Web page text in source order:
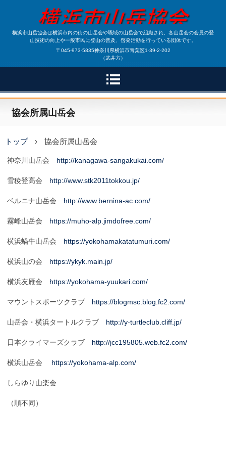
横浜市山岳協会は横浜市内の街の山岳会や職域の山岳会で組織され、各山岳会の会員の登
山技術の向上や一般市民に登山の普及、啓発活動を行っている団体です。
〒045-973-5835神奈川県横浜市青葉区1-39-2-202
（武井方）
協会所属山岳会
トップ › 協会所属山岳会
神奈川山岳会 http://kanagawa-sangakukai.com/
雪稜登高会 http://www.stk2011tokkou.jp/
ベルニナ山岳会 http://www.bernina-ac.com/
霧峰山岳会 https://muho-alp.jimdofree.com/
横浜蝸牛山岳会 https://yokohamakatatumuri.com/
横浜山の会 https://ykyk.main.jp/
横浜友雁会 https://yokohama-yuukari.com/
マウントスポーツクラブ https://blogmsc.blog.fc2.com/
山岳会・横浜タートルクラブ http://y-turtleclub.cliff.jp/
日本クライマーズクラブ http://jcc195805.web.fc2.com/
横浜山岳会 https://yokohama-alp.com/
しらゆり山楽会
（順不同）